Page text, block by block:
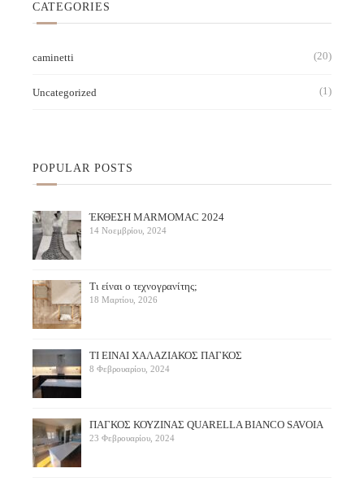
CATEGORIES
caminetti (20)
Uncategorized (1)
POPULAR POSTS
ΈΚΘΕΣΗ ΜARMOMAC 2024
14 Νοεμβρίου, 2024
Τι είναι ο τεχνογρανίτης;
18 Μαρτίου, 2026
ΤΙ ΕΙΝΑΙ ΧΑΛΑΖΙΑΚΟΣ ΠΑΓΚΟΣ
8 Φεβρουαρίου, 2024
ΠΑΓΚΟΣ ΚΟΥΖΙΝΑΣ QUARELLA BIANCO SAVOIA
23 Φεβρουαρίου, 2024